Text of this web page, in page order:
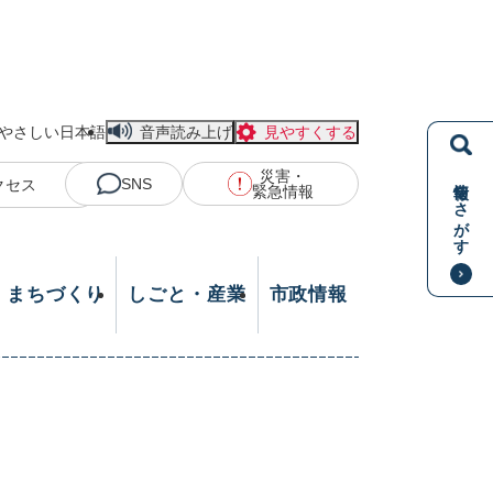
情報をさがす
さしい日本語 音声読み上げ 見やすくする
セス SNS
災害・
緊急情報
まちづくり しごと・産業 市政情報